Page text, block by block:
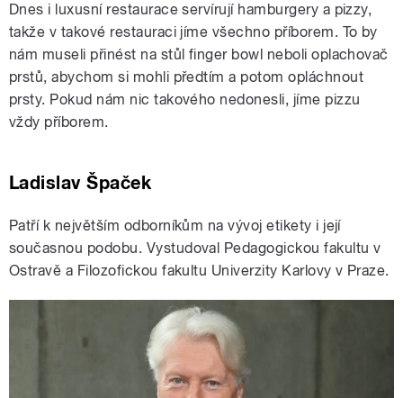
Dnes i luxusní restaurace servírují hamburgery a pizzy,
takže v takové restauraci jíme všechno příborem. To by
nám museli přinést na stůl finger bowl neboli oplachovač
prstů, abychom si mohli předtím a potom opláchnout
prsty. Pokud nám nic takového nedonesli, jíme pizzu
vždy příborem.
Ladislav Špaček
Patří k největším odborníkům na vývoj etikety i její
současnou podobu. Vystudoval Pedagogickou fakultu v
Ostravě a Filozofickou fakultu Univerzity Karlovy v Praze.